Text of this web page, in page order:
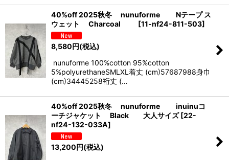
40%off 2025秋冬 nunuforme Nテープ ス
ウェット Charcoal
[11-nf24-811-503]
8,580円(税込)
nunuforme 100%cotton 95%cotton
5%polyurethaneSMLXL着丈 (cm)57687988身巾
(cm)34445258裄丈 (…
40%off 2025秋冬 nunuforme inuinuコ
ーチジャケット Black 大人サイズ [22-
nf24-132-033A]
13,200円(税込)